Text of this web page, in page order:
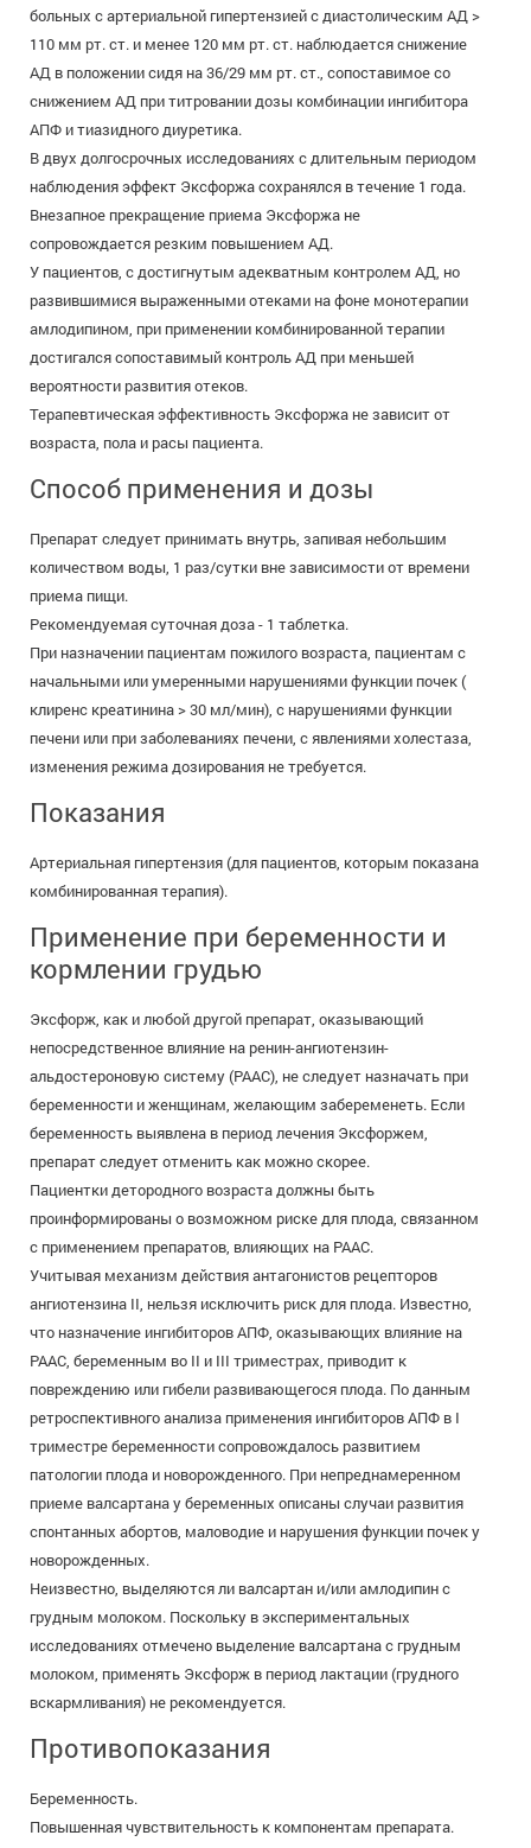
больных с артериальной гипертензией с диастолическим АД >
110 мм рт. ст. и менее 120 мм рт. ст. наблюдается снижение
АД в положении сидя на 36/29 мм рт. ст., сопоставимое со
снижением АД при титровании дозы комбинации ингибитора
АПФ и тиазидного диуретика.
В двух долгосрочных исследованиях с длительным периодом
наблюдения эффект Эксфоржа сохранялся в течение 1 года.
Внезапное прекращение приема Эксфоржа не
сопровождается резким повышением АД.
У пациентов, с достигнутым адекватным контролем АД, но
развившимися выраженными отеками на фоне монотерапии
амлодипином, при применении комбинированной терапии
достигался сопоставимый контроль АД при меньшей
вероятности развития отеков.
Терапевтическая эффективность Эксфоржа не зависит от
возраста, пола и расы пациента.
Способ применения и дозы
Препарат следует принимать внутрь, запивая небольшим
количеством воды, 1 раз/сутки вне зависимости от времени
приема пищи.
Рекомендуемая суточная доза - 1 таблетка.
При назначении пациентам пожилого возраста, пациентам с
начальными или умеренными нарушениями функции почек (
клиренс креатинина > 30 мл/мин), с нарушениями функции
печени или при заболеваниях печени, с явлениями холестаза,
изменения режима дозирования не требуется.
Показания
Артериальная гипертензия (для пациентов, которым показана
комбинированная терапия).
Применение при беременности и
кормлении грудью
Эксфорж, как и любой другой препарат, оказывающий
непосредственное влияние на ренин-ангиотензин-
альдостероновую систему (РААС), не следует назначать при
беременности и женщинам, желающим забеременеть. Если
беременность выявлена в период лечения Эксфоржем,
препарат следует отменить как можно скорее.
Пациентки детородного возраста должны быть
проинформированы о возможном риске для плода, связанном
с применением препаратов, влияющих на РААС.
Учитывая механизм действия антагонистов рецепторов
ангиотензина II, нельзя исключить риск для плода. Известно,
что назначение ингибиторов АПФ, оказывающих влияние на
РААС, беременным во II и III триместрах, приводит к
повреждению или гибели развивающегося плода. По данным
ретроспективного анализа применения ингибиторов АПФ в I
триместре беременности сопровождалось развитием
патологии плода и новорожденного. При непреднамеренном
приеме валсартана у беременных описаны случаи развития
спонтанных абортов, маловодие и нарушения функции почек у
новорожденных.
Неизвестно, выделяются ли валсартан и/или амлодипин с
грудным молоком. Поскольку в экспериментальных
исследованиях отмечено выделение валсартана с грудным
молоком, применять Эксфорж в период лактации (грудного
вскармливания) не рекомендуется.
Противопоказания
Беременность.
Повышенная чувствительность к компонентам препарата.